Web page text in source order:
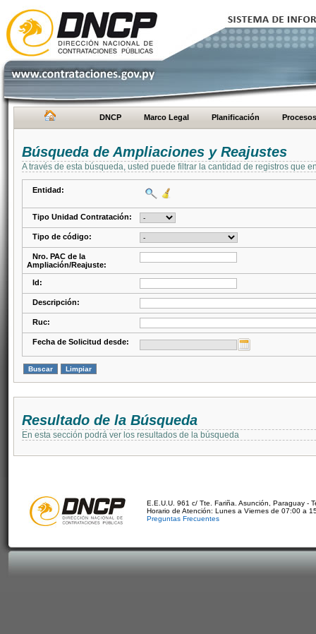
DNCP Marco Legal Planificación Procesos
Búsqueda de Ampliaciones y Reajustes
A través de esta búsqueda, usted puede filtrar la cantidad de registros que
Entidad:
Tipo Unidad Contratación:
Tipo de código:
Nro. PAC de la
Ampliación/Reajuste:
Id:
Descripción:
Ruc:
Fecha de Solicitud desde:
Resultado de la Búsqueda
En esta sección podrá ver los resultados de la búsqueda
E.E.U.U. 961 c/ Tte. Fariña. Asunción, Paraguay -
Horario de Atención: Lunes a Viernes de 07:00 a
Preguntas Frecuentes